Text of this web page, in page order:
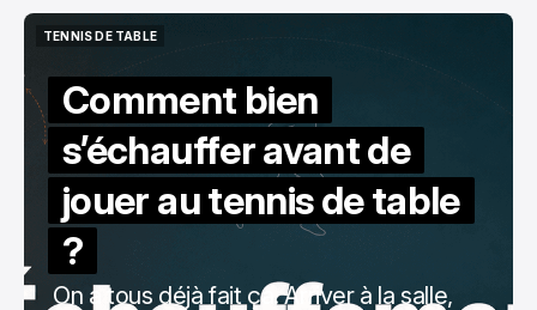
TENNIS DE TABLE
Comment bien
s’échauffer avant de
jouer au tennis de table
?
On a tous déjà fait ça. Arriver à la salle,